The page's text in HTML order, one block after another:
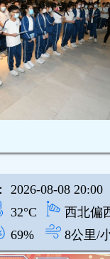
2026-08-08 20:00
32°C
西北偏
69%
8公里/